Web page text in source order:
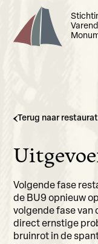
Terug naar
Volgende fase
de BU9 opnieuw
volgende fase van
direct ernstige
bruinrot in de